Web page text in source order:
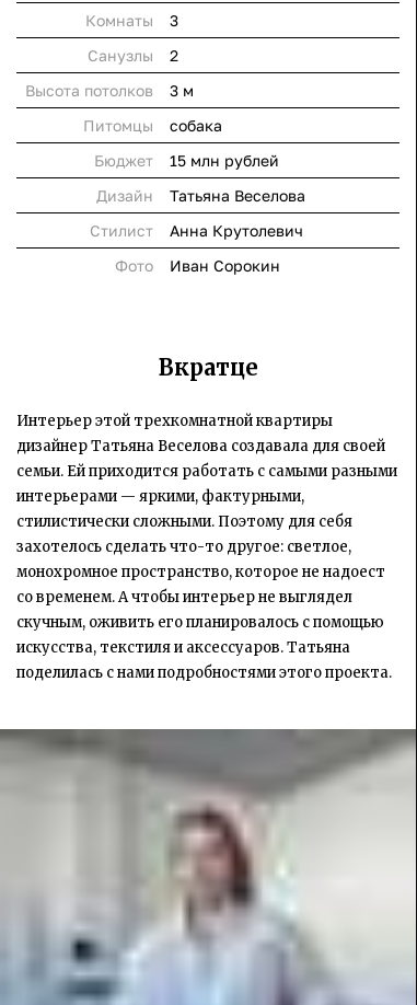
Комнаты
3
Cанузлы
2
Высота потолков
3 м
Питомцы
собака
Бюджет
15 млн рублей
Дизайн
Татьяна Веселова
Стилист
Анна Крутолевич
Фото
Иван Сорокин
Вкратце
Интерьер этой трехкомнатной квартиры
дизайнер Татьяна Веселова создавала для своей
семьи. Ей приходится работать с самыми разными
интерьерами — яркими, фактурными,
стилистически сложными. Поэтому для себя
захотелось сделать что-то другое: светлое,
монохромное пространство, которое не надоест
со временем. А чтобы интерьер не выглядел
скучным, оживить его планировалось с помощью
искусства, текстиля и аксессуаров. Татьяна
поделилась с нами подробностями этого проекта.